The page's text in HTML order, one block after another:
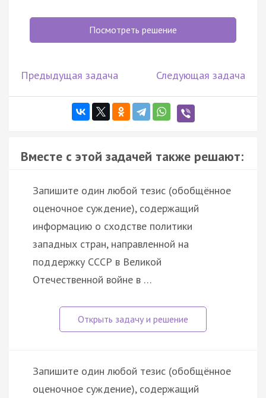
Посмотреть решение
Предыдущая задача Следующая задача
Вместе с этой задачей также решают:
Запишите один любой тезис (обобщённое
оценочное суждение), содержащий
информацию о сходстве политики
западных стран, направленной на
поддержку СССР в Великой
Отечественной войне в …
Запишите один любой тезис (обобщённое
оценочное суждение), содержащий